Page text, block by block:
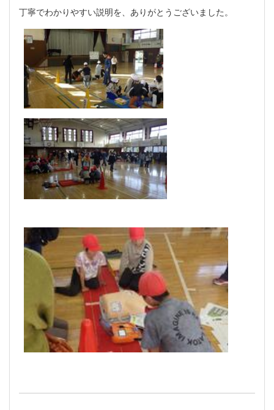
丁寧でわかりやすい説明を、ありがとうございました。